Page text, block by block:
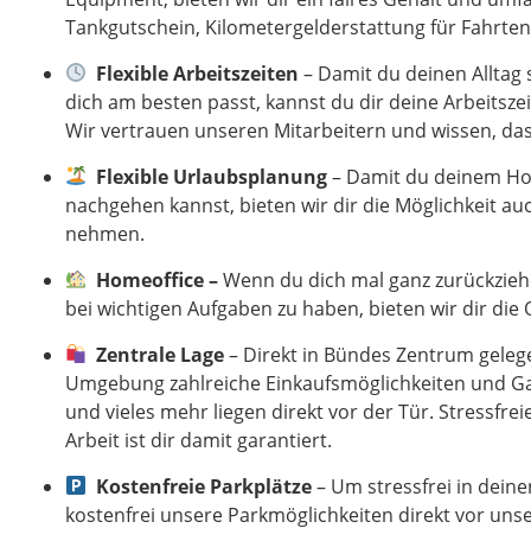
Tankgutschein, Kilometergelderstattung für
Flexible Arbeitszeiten – Damit du deinen
dich am besten passt, kannst du dir deine
Wir vertrauen unseren Mitarbeitern und wissen,
Flexible Urlaubsplanung– Damit du deinem
nachgehen kannst, bieten wir dir die Möglichkeit
nehmen.
Homeoffice –Wenn du dich mal ganz
bei wichtigen Aufgaben zu haben, bieten wir dir
Zentrale Lage– Direkt in Bündes Zentrum
Umgebung zahlreiche Einkaufsmöglichkeiten und
und vieles mehr liegen direkt vor der Tür.
Arbeit ist dir damit garantiert.
Kostenfreie Parkplätze– Um stressfrei in
kostenfrei unsere Parkmöglichkeiten direkt vor